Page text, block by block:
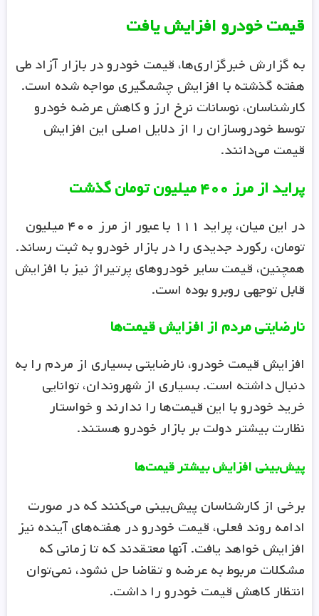
قیمت خودرو افزایش یافت
به گزارش خبرگزاری‌ها، قیمت خودرو در بازار آزاد طی
هفته گذشته با افزایش چشمگیری مواجه شده است.
کارشناسان، نوسانات نرخ ارز و کاهش عرضه خودرو
توسط خودروسازان را از دلایل اصلی این افزایش
قیمت می‌دانند.
پراید از مرز ۴۰۰ میلیون تومان گذشت
در این میان، پراید ۱۱۱ با عبور از مرز ۴۰۰ میلیون
تومان، رکورد جدیدی را در بازار خودرو به ثبت رساند.
همچنین، قیمت سایر خودروهای پرتیراژ نیز با افزایش
قابل توجهی روبرو بوده است.
نارضایتی مردم از افزایش قیمت‌ها
افزایش قیمت خودرو، نارضایتی بسیاری از مردم را به
دنبال داشته است. بسیاری از شهروندان، توانایی
خرید خودرو با این قیمت‌ها را ندارند و خواستار
نظارت بیشتر دولت بر بازار خودرو هستند.
پیش‌بینی افزایش بیشتر قیمت‌ها
برخی از کارشناسان پیش‌بینی می‌کنند که در صورت
ادامه روند فعلی، قیمت خودرو در هفته‌های آینده نیز
افزایش خواهد یافت. آنها معتقدند که تا زمانی که
مشکلات مربوط به عرضه و تقاضا حل نشود، نمی‌توان
انتظار کاهش قیمت خودرو را داشت.